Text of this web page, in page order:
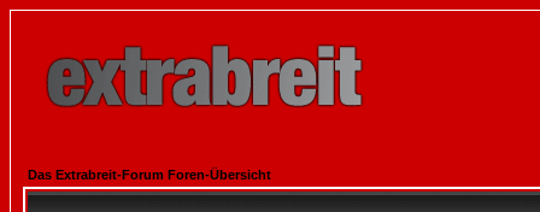
Das Extrabreit-Forum Foren-Übersicht